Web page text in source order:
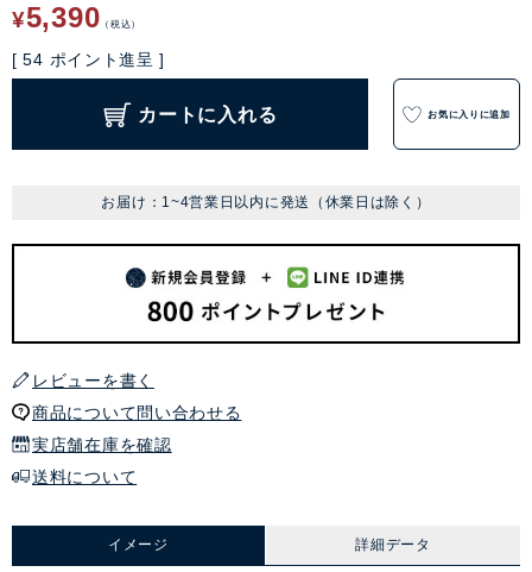
¥5,390 税込
[ 54 ポイント進呈 ]
カートに入れる お気に入りに追加
お届け：1~4営業日以内に発送（休業日は除く）
レビューを書く
商品について問い合わせる
実店舗在庫を確認
送料について
イメージ 詳細データ